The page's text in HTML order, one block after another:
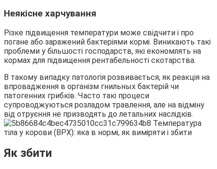
Неякісне харчування
Різке підвищення температури може свідчити і про
погане або заражений бактеріями кормі. Виникають такі
проблеми у більшості господарств, які економлять на
кормах для підвищення рентабельності скотарства.
В такому випадку патологія розвивається, як реакція на
впровадження в організм гнильных бактерій чи
патогенних грибків. Часто такі процеси
супроводжуються розладом травлення, але на відміну
від отруєння не призводять до летальних наслідків.
Як збити